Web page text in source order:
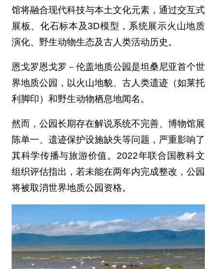
馆将融合现代科技与本土文化元素，通过交互式
展板、化石标本及3D模型，系统展示火山地质
演化、野生动物生态及古人类活动历史。
恩戈罗恩戈罗－伦盖地质公园是坦桑尼亚首个世
界地质公园，以火山地貌、古人类遗迹（如莱托
利脚印）和野生动物栖息地闻名。
然而，公园长期存在解说系统不完善、博物馆展
陈单一、遗迹保护设施缺失等问题，严重影响了
其科学传播与旅游价值。2022年联合国教科文
组织评估指出，若未能在两年内完成整改，公园
将被取消世界地质公园资格。